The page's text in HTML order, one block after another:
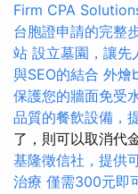
Firm CPA
台胞證申請的完整
站 設立墓園，讓先
與SEO的結合 外燴
保護您的牆面免受
品質的餐飲設備，
了，則可以取消代
基隆徵信社，提供
治療 僅需300元即